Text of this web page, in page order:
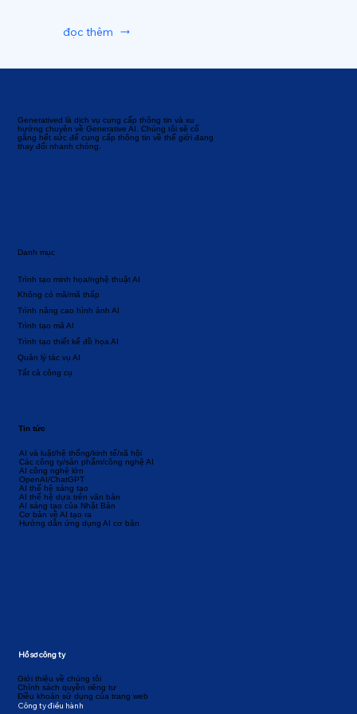
Generatived là dịch vụ cung cấp thông tin và xu
hướng chuyên về Generative AI. Chúng tôi sẽ cố
gắng hết sức để cung cấp thông tin về thế giới đang
thay đổi nhanh chóng.
Danh mục
Tất cả công cụ
Quản lý tác vụ AI
Trình tạo thiết kế đồ họa AI
Không có mã/mã thấp
Trình tạo mã AI
Trình nâng cao hình ảnh AI
Trình tạo minh họa/nghệ thuật AI
AI và luật/hệ thống/kinh tế/xã hội
Các công ty/sản phẩm/công nghệ AI
AI công nghệ lớn
OpenAI/ChatGPT
AI thế hệ sáng tạo
AI thế hệ dựa trên văn bản
AI sáng tạo của Nhật Bản
Cơ bản về AI tạo ra
Hướng dẫn ứng dụng AI cơ bản
Tin tức
Giới thiệu về chúng tôi
Chính sách quyền riêng tư
Điều khoản sử dụng của trang web
Công ty điều hành
Hồ sơ công ty
đọc thêm